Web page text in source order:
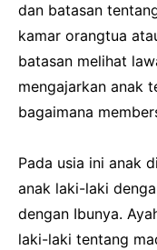
dan batasan
kamar orangtua
batasan melihat
mengajarkan anak
bagaimana
Pada usia ini anak
anak laki-laki
dengan Ibunya.
laki-laki tentang